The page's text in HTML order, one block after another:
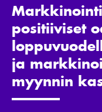
positiiviset
ja
myynnin